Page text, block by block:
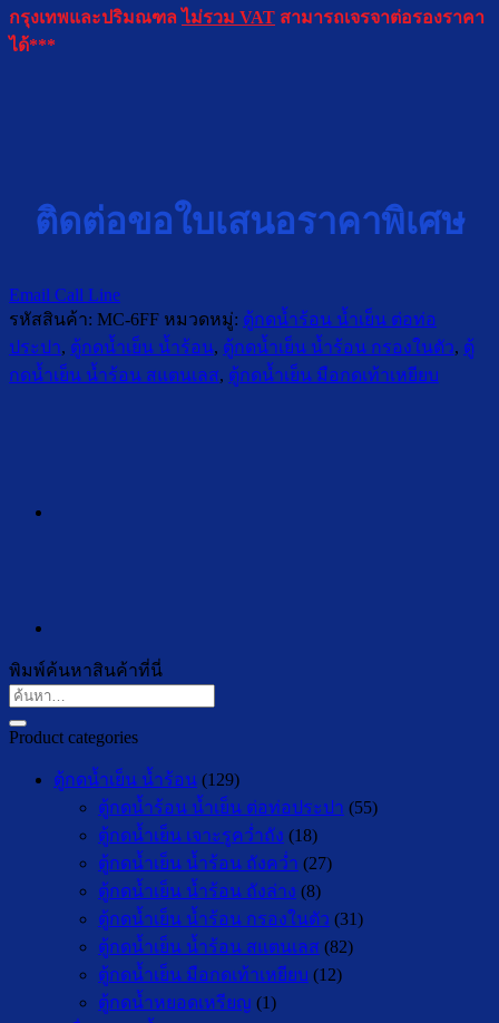
กรุงเทพและปริมณฑลไม่รวม VAT สามารถเจรจาต่อรองราคา
ได้***
ติดต่อขอใบเสนอราคาพิเศษ
Email Call Line
รหัสสินค้า: MC-6FF หมวดหมู่: ตู้กดน้ำร้อน น้ำเย็น ต่อท่อ
ประปา, ตู้กดน้ำเย็น น้ำร้อน, ตู้กดน้ำเย็น น้ำร้อน กรองในตัว, ตู้
กดน้ำเย็น น้ำร้อน สแตนเลส, ตู้กดน้ำเย็น มือกดเท้าเหยียบ
พิมพ์ค้นหาสินค้าที่นี่
ค้นหา:
Product categories
ตู้กดน้ำเย็น น้ำร้อน (129)
ตู้กดน้ำร้อน น้ำเย็น ต่อท่อประปา (55)
ตู้กดน้ำเย็น เจาะรูคว่ำถัง (18)
ตู้กดน้ำเย็น น้ำร้อน ถังคว่ำ (27)
ตู้กดน้ำเย็น น้ำร้อน ถังล่าง (8)
ตู้กดน้ำเย็น น้ำร้อน กรองในตัว (31)
ตู้กดน้ำเย็น น้ำร้อน สแตนเลส (82)
ตู้กดน้ำเย็น มือกดเท้าเหยียบ (12)
ตู้กดน้ำหยอดเหรียญ (1)